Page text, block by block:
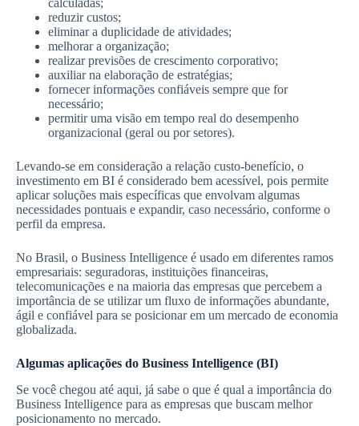
calculadas;
reduzir custos;
eliminar a duplicidade de atividades;
melhorar a organização;
realizar previsões de crescimento corporativo;
auxiliar na elaboração de estratégias;
fornecer informações confiáveis sempre que for
necessário;
permitir uma visão em tempo real do desempenho
organizacional (geral ou por setores).
Levando-se em consideração a relação custo-benefício, o
investimento em BI é considerado bem acessível, pois permite
aplicar soluções mais específicas que envolvam algumas
necessidades pontuais e expandir, caso necessário, conforme o
perfil da empresa.
No Brasil, o Business Intelligence é usado em diferentes ramos
empresariais: seguradoras, instituições financeiras,
telecomunicações e na maioria das empresas que percebem a
importância de se utilizar um fluxo de informações abundante,
ágil e confiável para se posicionar em um mercado de economia
globalizada.
Algumas aplicações do Business Intelligence (BI)
Se você chegou até aqui, já sabe o que é qual a importância do
Business Intelligence para as empresas que buscam melhor
posicionamento no mercado.